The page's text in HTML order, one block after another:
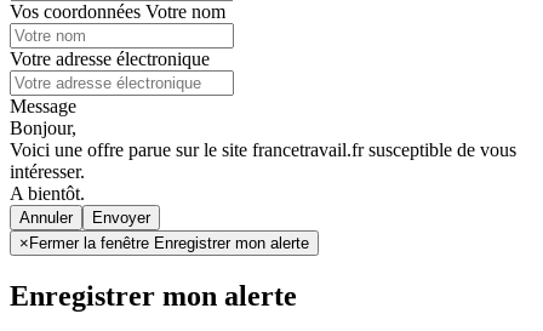
Vos coordonnées Votre nom
Votre adresse électronique
Message
Bonjour,
Voici une offre parue sur le site francetravail.fr susceptible de vous
intéresser.
A bientôt.
Annuler
× Fermer la fenêtre Enregistrer mon alerte
Enregistrer mon alerte